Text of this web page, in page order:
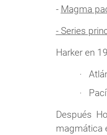
- Magma
- Series
Harker en
Después
magmática